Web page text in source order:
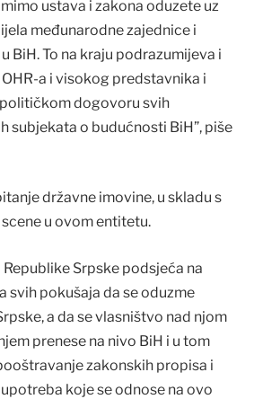
ustava i zakona oduzete uz
međunarodne zajednice i
BiH. To na kraju podrazumijeva i
a i visokog predstavnika i
dogovoru svih
subjekata o budućnosti BiH”, piše
državne imovine, u skladu s
u ovom entitetu.
Srpske podsjeća na
svih pokušaja da se oduzme
a da se vlasništvo nad njom
prenese na nivo BiH i u tom
zakonskih propisa i
koje se odnose na ovo